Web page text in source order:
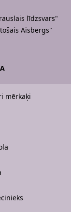
līdzsvars"
Aisbergs"
mērkaķi